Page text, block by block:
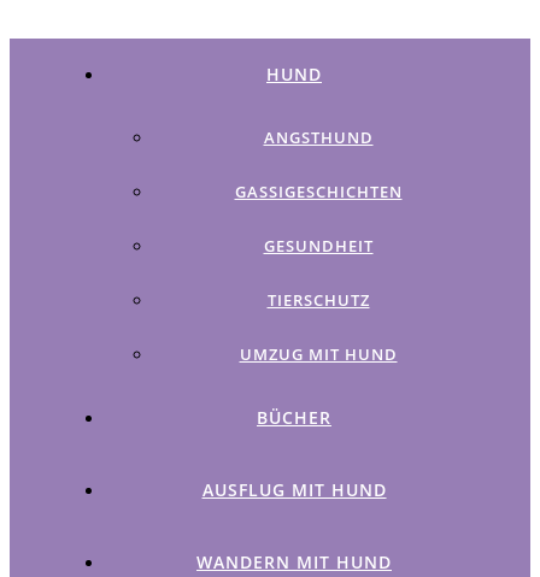
HUND
ANGSTHUND
GASSIGESCHICHTEN
GESUNDHEIT
TIERSCHUTZ
UMZUG MIT HUND
BÜCHER
AUSFLUG MIT HUND
WANDERN MIT HUND